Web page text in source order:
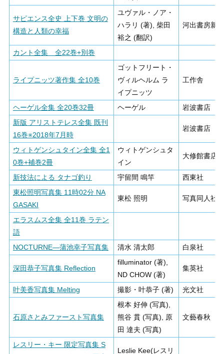
サピエンス全史 上下巻 文明の
構造と人類の幸福
ユヴァル・ノア・
ハラリ (著), 柴田
裕之 (翻訳)
河出書房新社
カント全集 全22巻+別巻
ライプニッツ著作集 全10巻
ゴットフリート・
ヴィルヘルム ラ
イプニッツ
工作舎
ヘーゲル全集 全20巻32冊 ヘーゲル
岩波書店
新版 アリストテレス全集 既刊
16巻※2018年7月時
岩波書店
ウィトゲンシュタイン全集 全1
0巻+補巻2冊
ウィトゲンシュタ
イン
大修館書店
新技法による タナゴ釣り 宇留間 鳴竿
西東社
東松照明写真集 11時02分 NA
GASAKI
東松 照明 写真同人社
エラスムス全集 全11巻 ラテン
語
NOCTURNE―蒲池幸子写真集
清水 清太郎 白泉社
深田恭子写真集 Reflection
filluminator (著),
ND CHOW (著)
集英社
叶美香写真集 Melting 撮影・叶恭子 (著) 光文社
石原さとみファースト写真集
根本 好伸 (写真),
熊谷 貫 (写真), 原
田 達夫 (写真)
文藝春秋
レスリー・キー 限定写真集 S
Leslie Kee(レスリ